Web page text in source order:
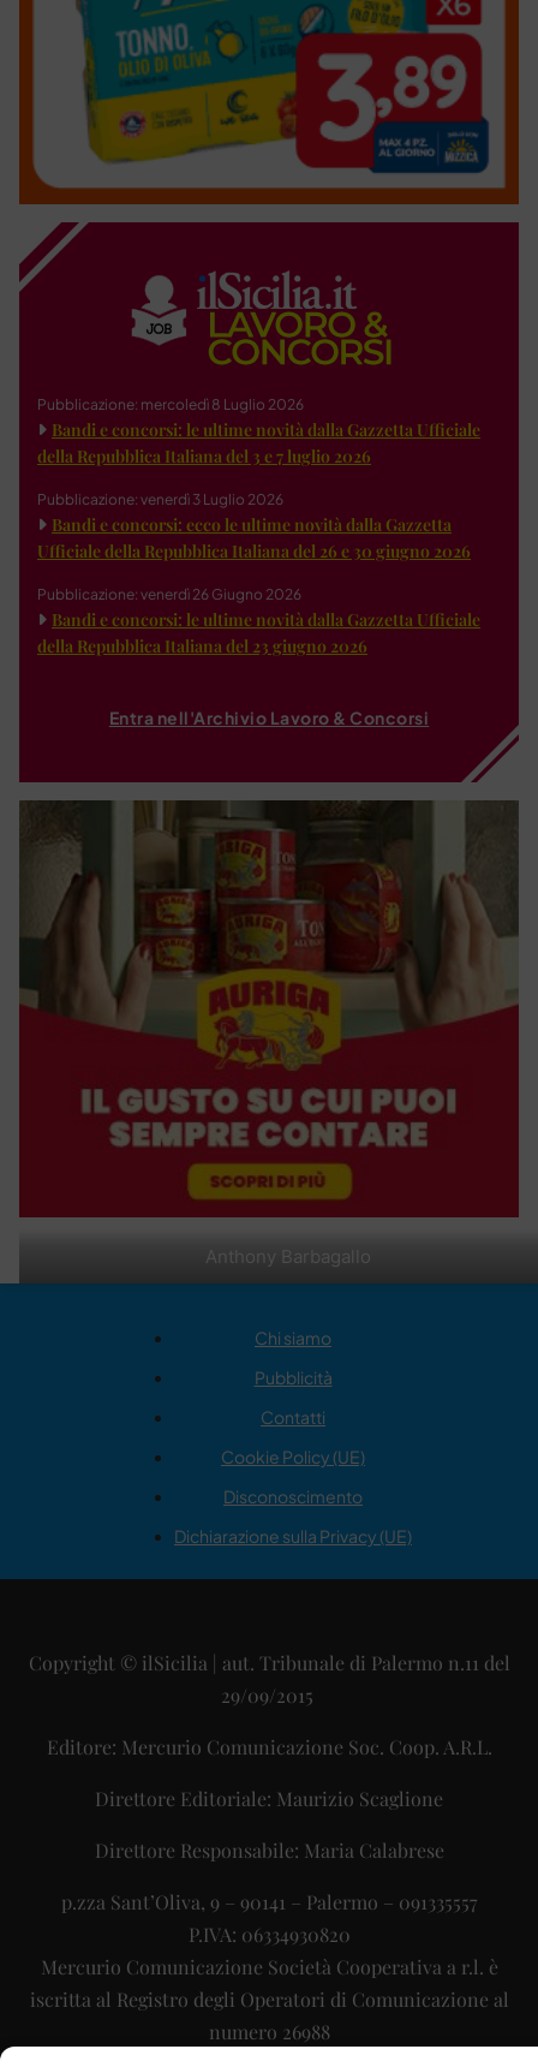
Anthony Barbagallo
Pubblicazione: mercoledì 8 Luglio 2026
Bandi e concorsi: le ultime novità dalla Gazzetta Ufficiale
della Repubblica Italiana del 3 e 7 luglio 2026
Pubblicazione: venerdì 3 Luglio 2026
Bandi e concorsi: ecco le ultime novità dalla Gazzetta
Ufficiale della Repubblica Italiana del 26 e 30 giugno 2026
Pubblicazione: venerdì 26 Giugno 2026
Bandi e concorsi: le ultime novità dalla Gazzetta Ufficiale
della Repubblica Italiana del 23 giugno 2026
Entra nell'Archivio Lavoro & Concorsi
Chi siamo
Pubblicità
Contatti
Cookie Policy (UE)
Disconoscimento
Dichiarazione sulla Privacy (UE)
Copyright © ilSicilia | aut. Tribunale di Palermo n.11 del
29/09/2015
Editore: Mercurio Comunicazione Soc. Coop. A.R.L.
Direttore Editoriale: Maurizio Scaglione
Direttore Responsabile: Maria Calabrese
p.zza Sant’Oliva, 9 – 90141 – Palermo – 091335557
P.IVA: 06334930820
Mercurio Comunicazione Società Cooperativa a r.l. è
iscritta al Registro degli Operatori di Comunicazione al
numero 26988